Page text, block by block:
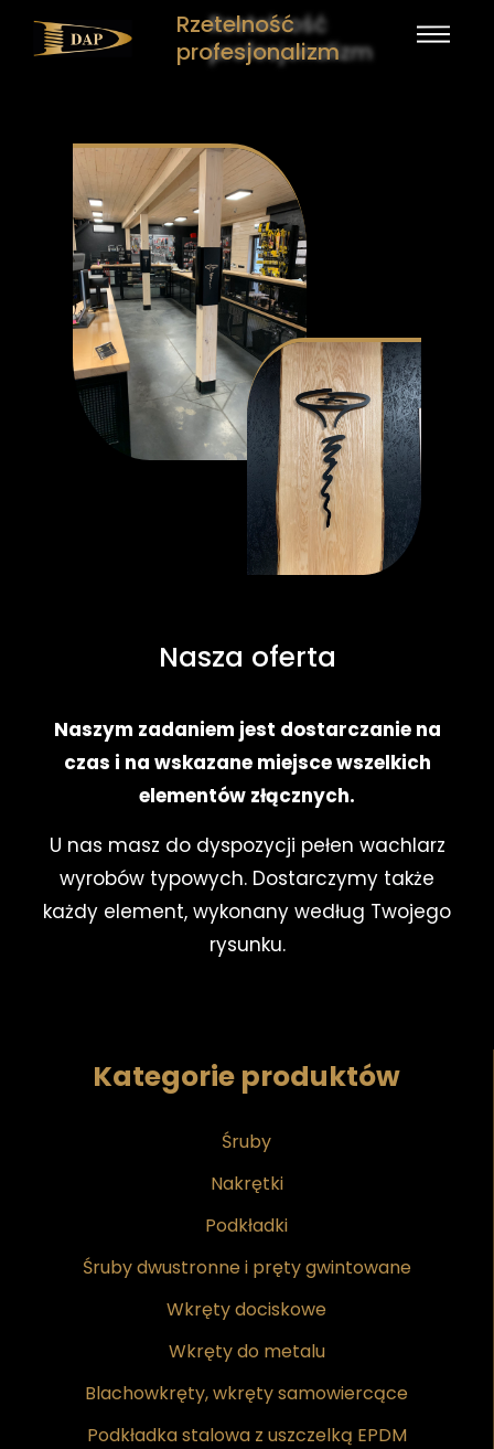
Rzetelność
profesjonalizm
Nasza oferta
Naszym zadaniem jest dostarczanie na
czas i na wskazane miejsce wszelkich
elementów złącznych.
U nas masz do dyspozycji pełen wachlarz
wyrobów typowych. Dostarczymy także
każdy element, wykonany według Twojego
rysunku.
Kategorie produktów
Śruby
Nakrętki
Podkładki
Śruby dwustronne i pręty gwintowane
Wkręty dociskowe
Wkręty do metalu
Blachowkręty, wkręty samowiercące
Podkładka stalowa z uszczelką EPDM